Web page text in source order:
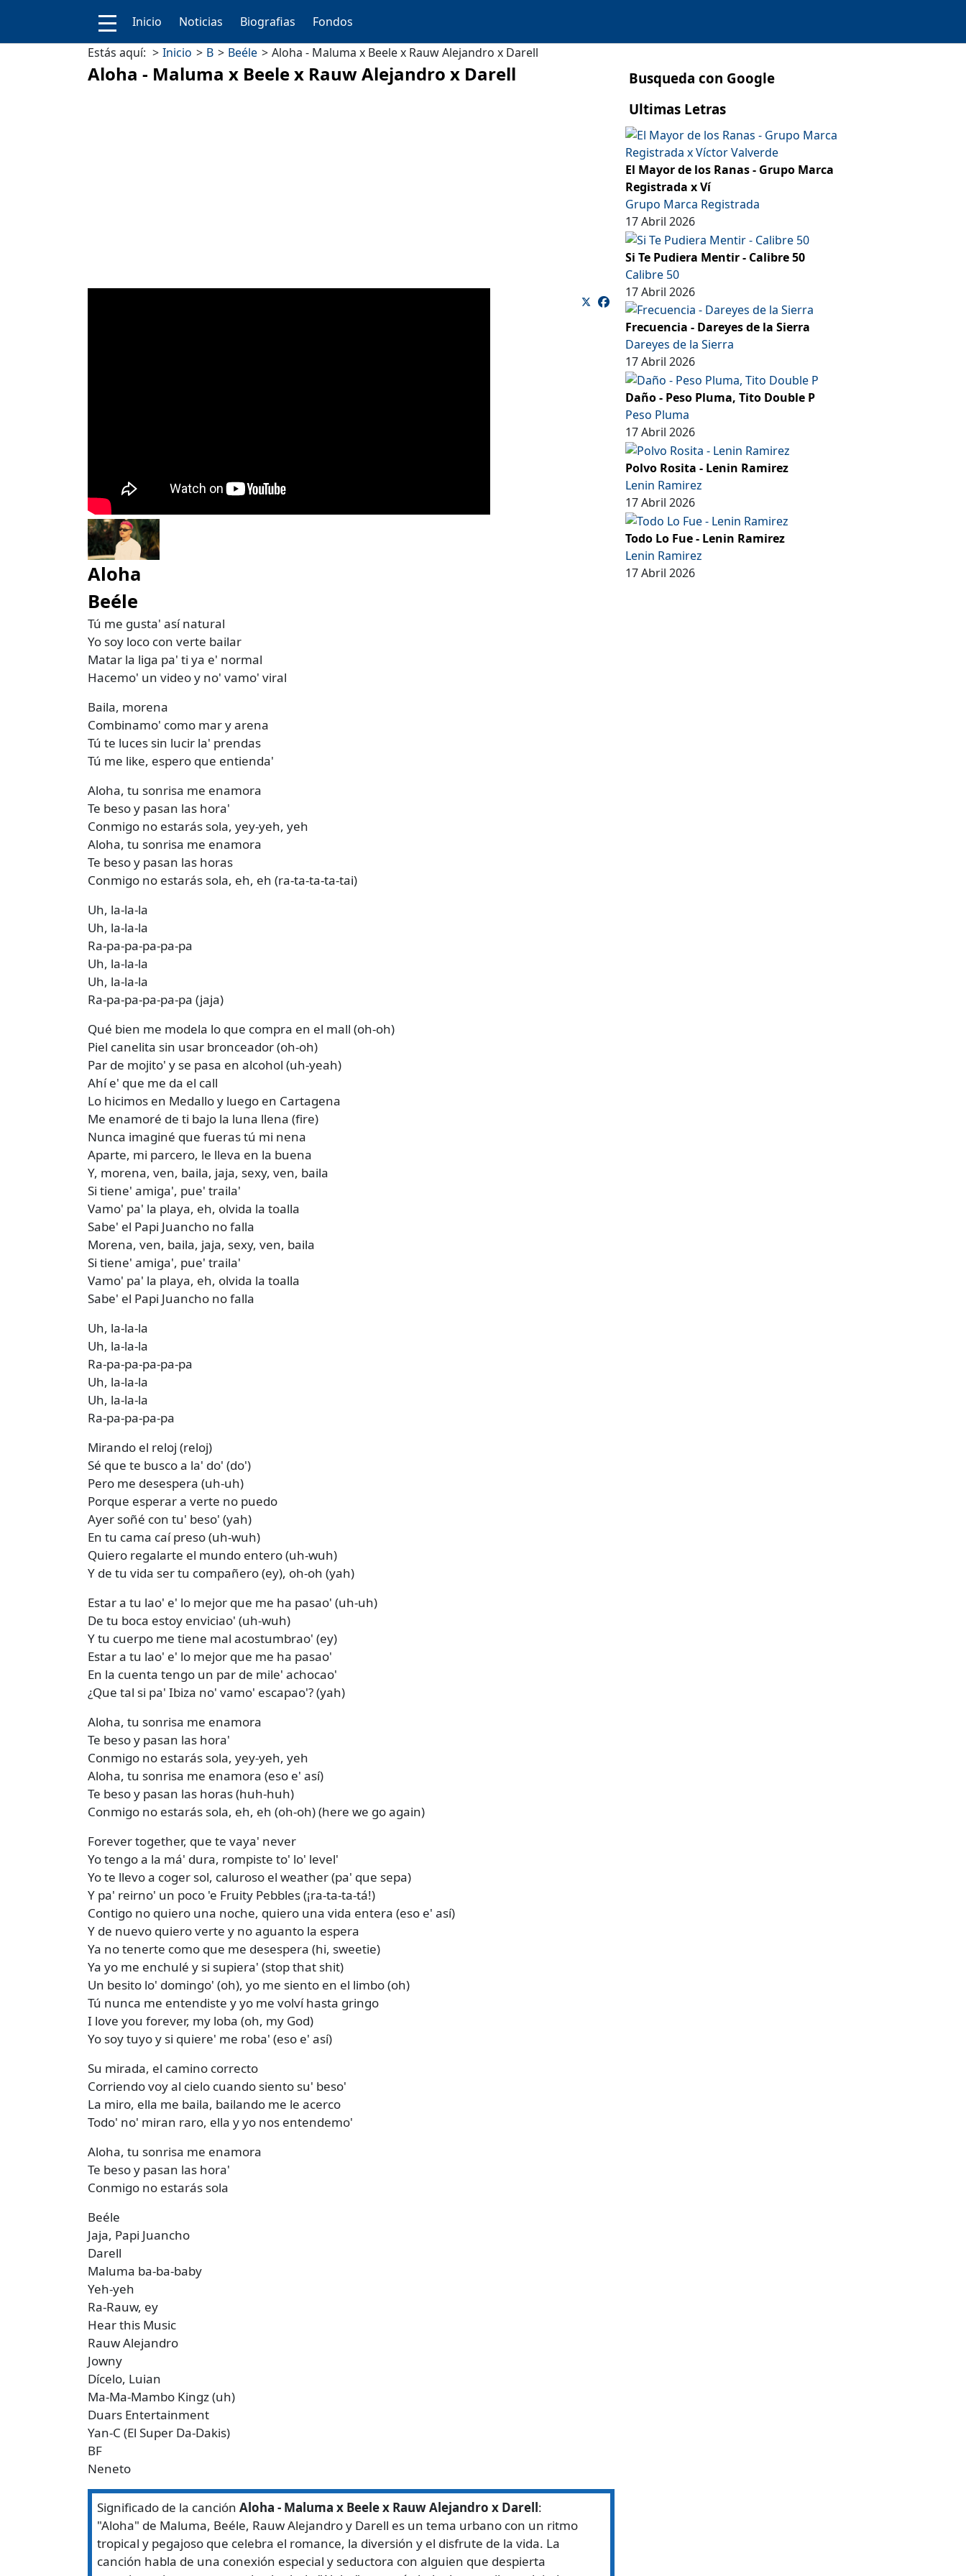
Inicio Noticias Biografias
Fondos
Estás aquí:
Inicio B Beéle Aloha - Maluma x Beele x Rauw Alejandro x Darell
Aloha - Maluma x Beele x Rauw Alejandro x Darell
Aloha
Beéle
Tú me gusta' así natural
Yo soy loco con verte bailar
Matar la liga pa' ti ya e' normal
Hacemo' un video y no' vamo' viral
Baila, morena
Combinamo' como mar y arena
Tú te luces sin lucir la' prendas
Tú me like, espero que entienda'
Aloha, tu sonrisa me enamora
Te beso y pasan las hora'
Conmigo no estarás sola, yey-yeh, yeh
Aloha, tu sonrisa me enamora
Te beso y pasan las horas
Conmigo no estarás sola, eh, eh (ra-ta-ta-ta-tai)
Uh, la-la-la
Uh, la-la-la
Ra-pa-pa-pa-pa-pa
Uh, la-la-la
Uh, la-la-la
Ra-pa-pa-pa-pa-pa (jaja)
Qué bien me modela lo que compra en el mall (oh-oh)
Piel canelita sin usar bronceador (oh-oh)
Par de mojito' y se pasa en alcohol (uh-yeah)
Ahí e' que me da el call
Lo hicimos en Medallo y luego en Cartagena
Me enamoré de ti bajo la luna llena (fire)
Nunca imaginé que fueras tú mi nena
Aparte, mi parcero, le lleva en la buena
Y, morena, ven, baila, jaja, sexy, ven, baila
Si tiene' amiga', pue' traila'
Vamo' pa' la playa, eh, olvida la toalla
Sabe' el Papi Juancho no falla
Morena, ven, baila, jaja, sexy, ven, baila
Si tiene' amiga', pue' traila'
Vamo' pa' la playa, eh, olvida la toalla
Sabe' el Papi Juancho no falla
Uh, la-la-la
Uh, la-la-la
Ra-pa-pa-pa-pa-pa
Uh, la-la-la
Uh, la-la-la
Ra-pa-pa-pa-pa
Mirando el reloj (reloj)
Sé que te busco a la' do' (do')
Pero me desespera (uh-uh)
Porque esperar a verte no puedo
Ayer soñé con tu' beso' (yah)
En tu cama caí preso (uh-wuh)
Quiero regalarte el mundo entero (uh-wuh)
Y de tu vida ser tu compañero (ey), oh-oh (yah)
Estar a tu lao' e' lo mejor que me ha pasao' (uh-uh)
De tu boca estoy enviciao' (uh-wuh)
Y tu cuerpo me tiene mal acostumbrao' (ey)
Estar a tu lao' e' lo mejor que me ha pasao'
En la cuenta tengo un par de mile' achocao'
¿Que tal si pa' Ibiza no' vamo' escapao'? (yah)
Aloha, tu sonrisa me enamora
Te beso y pasan las hora'
Conmigo no estarás sola, yey-yeh, yeh
Aloha, tu sonrisa me enamora (eso e' así)
Te beso y pasan las horas (huh-huh)
Conmigo no estarás sola, eh, eh (oh-oh) (here we go again)
Forever together, que te vaya' never
Yo tengo a la má' dura, rompiste to' lo' level'
Yo te llevo a coger sol, caluroso el weather (pa' que sepa)
Y pa' reirno' un poco 'e Fruity Pebbles (¡ra-ta-ta-tá!)
Contigo no quiero una noche, quiero una vida entera (eso e' así)
Y de nuevo quiero verte y no aguanto la espera
Ya no tenerte como que me desespera (hi, sweetie)
Ya yo me enchulé y si supiera' (stop that shit)
Un besito lo' domingo' (oh), yo me siento en el limbo (oh)
Tú nunca me entendiste y yo me volví hasta gringo
I love you forever, my loba (oh, my God)
Yo soy tuyo y si quiere' me roba' (eso e' así)
Su mirada, el camino correcto
Corriendo voy al cielo cuando siento su' beso'
La miro, ella me baila, bailando me le acerco
Todo' no' miran raro, ella y yo nos entendemo'
Aloha, tu sonrisa me enamora
Te beso y pasan las hora'
Conmigo no estarás sola
Beéle
Jaja, Papi Juancho
Darell
Maluma ba-ba-baby
Yeh-yeh
Ra-Rauw, ey
Hear this Music
Rauw Alejandro
Jowny
Dícelo, Luian
Ma-Ma-Mambo Kingz (uh)
Duars Entertainment
Yan-C (El Super Da-Dakis)
BF
Neneto
Significado de la canción Aloha - Maluma x Beele x Rauw Alejandro x Darell:
"Aloha" de Maluma, Beéle, Rauw Alejandro y Darell es un tema urbano con un ritmo
tropical y pegajoso que celebra el romance, la diversión y el disfrute de la vida. La
canción habla de una conexión especial y seductora con alguien que despierta
Busqueda con Google
Ultimas Letras
El Mayor de los Ranas - Grupo Marca
Registrada x Ví
Grupo Marca Registrada
17 Abril 2026
Si Te Pudiera Mentir - Calibre 50
Calibre 50
17 Abril 2026
Frecuencia - Dareyes de la Sierra
Dareyes de la Sierra
17 Abril 2026
Daño - Peso Pluma, Tito Double P
Peso Pluma
17 Abril 2026
Polvo Rosita - Lenin Ramirez
Lenin Ramirez
17 Abril 2026
Todo Lo Fue - Lenin Ramirez
Lenin Ramirez
17 Abril 2026